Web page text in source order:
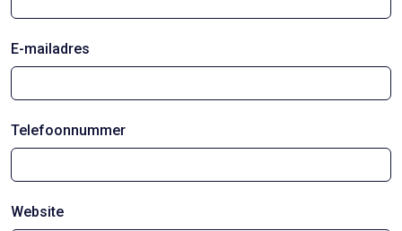
E-mailadres
Telefoonnummer
Website